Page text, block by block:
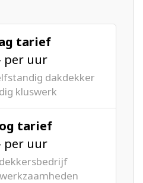
tarief
per uur
dakdekker
kluswerk
tarief
per uur